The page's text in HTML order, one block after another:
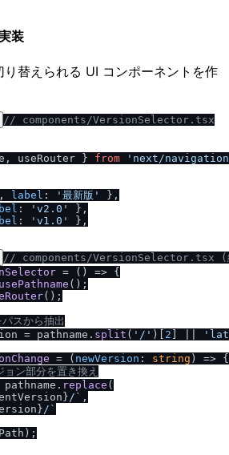
装
替えられる UI コンポーネントを作
/ / components /VersionSelector.tsx
useRouter } from 'next /
, label : '最新版'
},
: 'v2.0'
},
: 'v1.0'
},
/ / components /VersionSelector.tsx (
= ( ) => {
usePathname ();
();
スから抽出
= pathname. split ( ' / ' )[ 2 ] ||
= ( newVersion : string ) => {
ン部分を置き換え
replace (
/ ` ,
/ `